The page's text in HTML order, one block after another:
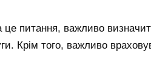
це питання, важливо
Крім того, важливо